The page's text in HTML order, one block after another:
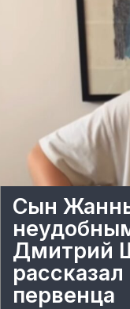
Сын
Дмитрий
первенца